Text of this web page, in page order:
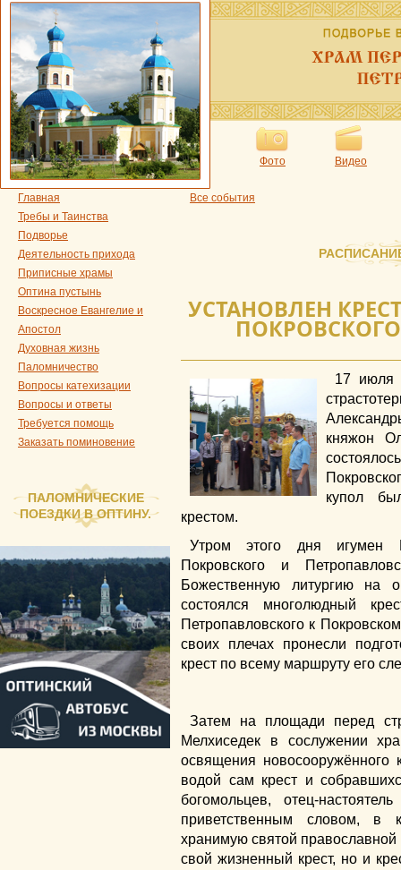
Фото Видео
Главная
Требы и Таинства
Подворье
Деятельность прихода
Приписные храмы
Оптина пустынь
Воскресное Евангелие и
Апостол
Духовная жизнь
Паломничество
Вопросы катехизации
Вопросы и ответы
Требуется помощь
Заказать поминовение
ПАЛОМНИЧЕСКИЕ
ПОЕЗДКИ В ОПТИНУ.
Все события
УСТАНОВЛЕН
17 июля
княжон
купол
крестом.
Утром этого дня игумен
Покровского и
Божественную литургию на
состоялся многолюдный
Петропавловского к
своих плечах пронесли
крест по всему маршруту его
Затем на площади перед
Мелхиседек в сослужении
освящения новосооружённого
водой сам крест и
богомольцев, отец-
приветственным словом, в
хранимую святой
свой жизненный крест, но и